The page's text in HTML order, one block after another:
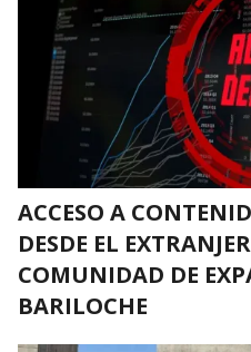
ACCESO A
DESDE EL
COMUNIDAD DE
BARILOCHE